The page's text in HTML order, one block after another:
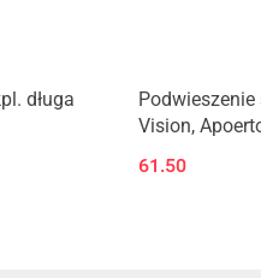
długa
Vision,
61.50